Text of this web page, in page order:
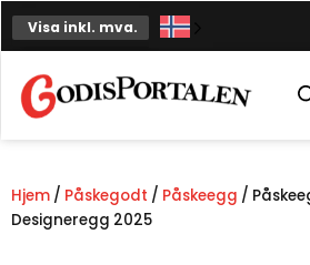
Hopp
til
Visa inkl. mva.
Hjem / Påskegodt / Påskeegg /
Designeregg 2025